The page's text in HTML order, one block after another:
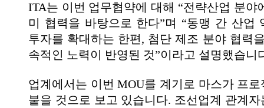
ITA는 이번 업무협약에 대해 “전략산업 분야
미 협력을 바탕으로 한다”며 “동맹 간 산업
투자를 확대하는 한편, 첨단 제조 분야 협력
속적인 노력이 반영된 것”이라고 설명했습니
업계에서는 이번 MOU를 계기로 마스가 프
붙을 것으로 보고 있습니다. 조선업계 관계자